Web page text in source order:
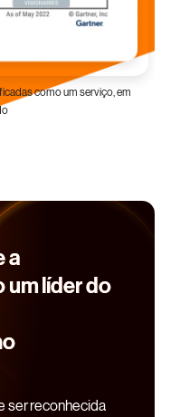
como um serviço, em
a
um líder do
ser reconhecida